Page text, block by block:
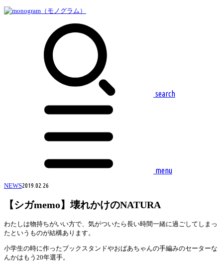
search
menu
NEWS2019.02.26
【シガmemo】壊れかけのNATURA
わたしは物持ちがいい方で、 気がついたら長い時間一緒に過ごしてしまっ
たというものが結構あ ります。
小学生の時に作ったブックスタンドやおばあちゃんの手編みのセーターな
んかはもう20年選手。